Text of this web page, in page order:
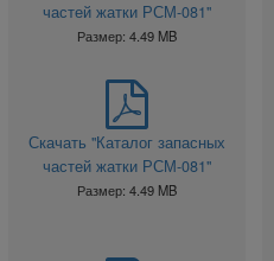
частей жатки РСМ-081"
Размер: 4.49 MB
Скачать "Каталог запасных
частей жатки РСМ-081"
Размер: 4.49 MB